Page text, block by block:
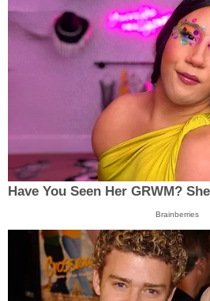
Have You Seen Her GRWM?
Brainberries